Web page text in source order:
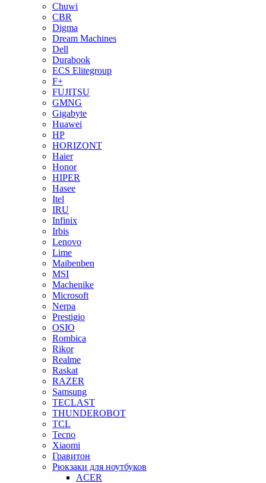
Chuwi
CBR
Digma
Dream Machines
Dell
Durabook
ECS Elitegroup
F+
FUJITSU
GMNG
Gigabyte
Huawei
HP
HORIZONT
Haier
Honor
HIPER
Hasee
Itel
IRU
Infinix
Irbis
Lenovo
Lime
Maibenben
MSI
Machenike
Microsoft
Nerpa
Prestigio
OSIO
Rombica
Rikor
Realme
Raskat
RAZER
Samsung
TECLAST
THUNDEROBOT
TCL
Tecno
Xiaomi
Гравитон
Рюкзаки для ноутбуков
ACER